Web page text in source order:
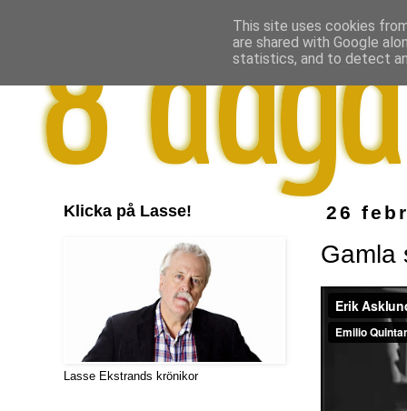
26
Gamla
Klicka på Lasse!
Lasse Ekstrands krönikor
This site uses cookies
are shared with Google
statistics, and to detect